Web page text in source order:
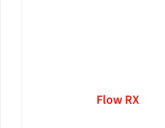
Flow RX